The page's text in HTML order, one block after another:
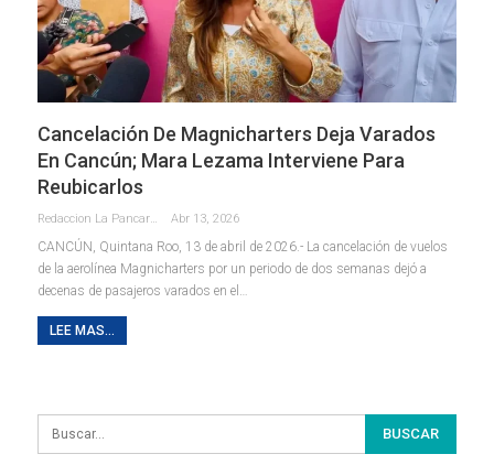
Cancelación De Magnicharters Deja Varados
En Cancún; Mara Lezama Interviene Para
Reubicarlos
Redaccion La Pancarta De Quintana Roo Abr 13, 2026
CANCÚN, Quintana Roo, 13 de abril de 2026.- La cancelación de vuelos
de la aerolínea Magnicharters por un periodo de dos semanas dejó a
decenas de pasajeros varados en el …
LEE MAS...